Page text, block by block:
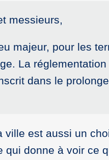
messieurs,
majeur, pour les
La
dans le
est aussi un
donne à voir ce